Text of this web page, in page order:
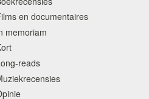
en documentaires
memoriam
reads